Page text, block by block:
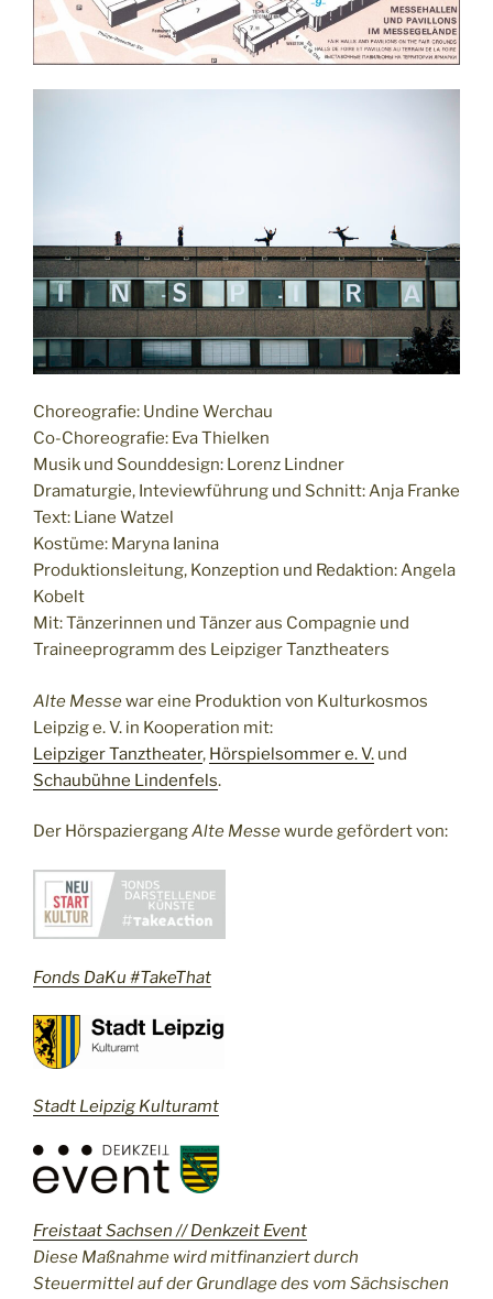
Choreografie: Undine Werchau
Co-Choreografie: Eva Thielken
Musik und Sounddesign: Lorenz Lindner
Dramaturgie, Inteviewführung und Schnitt: Anja Franke
Text: Liane Watzel
Kostüme: Maryna Ianina
Produktionsleitung, Konzeption und Redaktion: Angela
Kobelt
Mit: Tänzerinnen und Tänzer aus Compagnie und
Traineeprogramm des Leipziger Tanztheaters
Alte Messewar eine Produktion von Kulturkosmos
Leipzig e. V. in Kooperation mit:
Leipziger Tanztheater, Hörspielsommer e. V. und
Schaubühne Lindenfels.
Der HörspaziergangAlte Messewurde gefördert von:
Fonds DaKu #TakeThat
Stadt Leipzig Kulturamt
Freistaat Sachsen // Denkzeit Event
Diese Maßnahme wird mitfinanziert durch
Steuermittel auf der Grundlage des vom Sächsischen